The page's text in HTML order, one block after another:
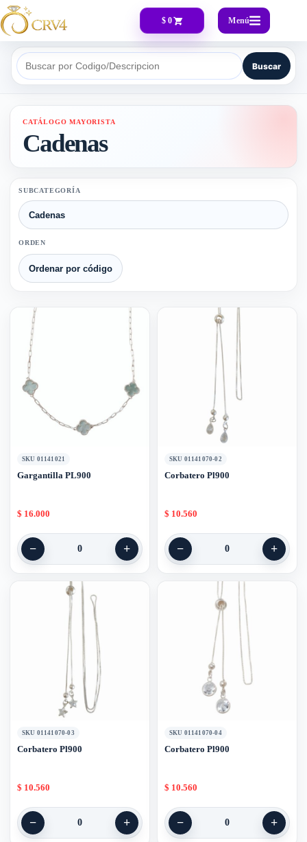
$ 0 Menú
Buscar por Codigo/Descripcion Buscar
CATÁLOGO MAYORISTA
Cadenas
SUBCATEGORÍA
ORDEN
SKU 01141021
Gargantilla PL900
$ 16.000
− 0 +
SKU 01141070-02
Corbatero Pl900
$ 10.560
− 0 +
SKU 01141070-03
Corbatero Pl900
$ 10.560
− 0 +
SKU 01141070-04
Corbatero Pl900
$ 10.560
− 0 +